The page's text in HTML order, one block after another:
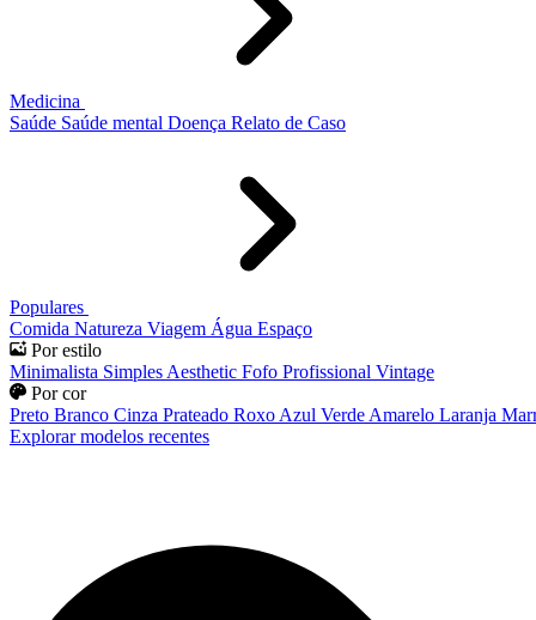
Medicina
Saúde Saúde mental Doença Relato de Caso
Populares
Comida Natureza Viagem Água Espaço
Por estilo
Minimalista Simples Aesthetic Fofo Profissional Vintage
Por cor
Preto Branco Cinza Prateado Roxo Azul Verde Amarelo Laranja
Explorar modelos recentes